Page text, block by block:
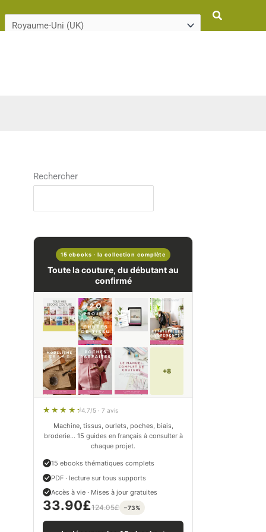
Rechercher
Rechercher
15 ebooks · la collection complète
Toute la couture, du débutant au
confirmé
+8
4.7/5 · 7 avis
Machine, tissus, ourlets, poches, biais,
broderie… 15 guides en français à consulter à
chaque projet.
15 ebooks thématiques complets
PDF · lecture sur tous supports
Accès à vie · Mises à jour gratuites
33.90£124.05£ −73%